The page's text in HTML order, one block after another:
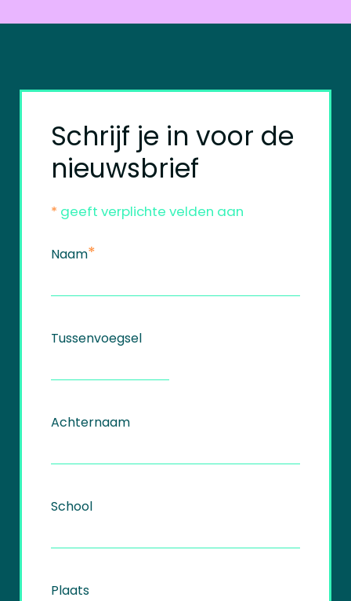
Schrijf je in voor de
nieuwsbrief
* geeft verplichte velden aan
Naam*
Tussenvoegsel
Achternaam
School
Plaats